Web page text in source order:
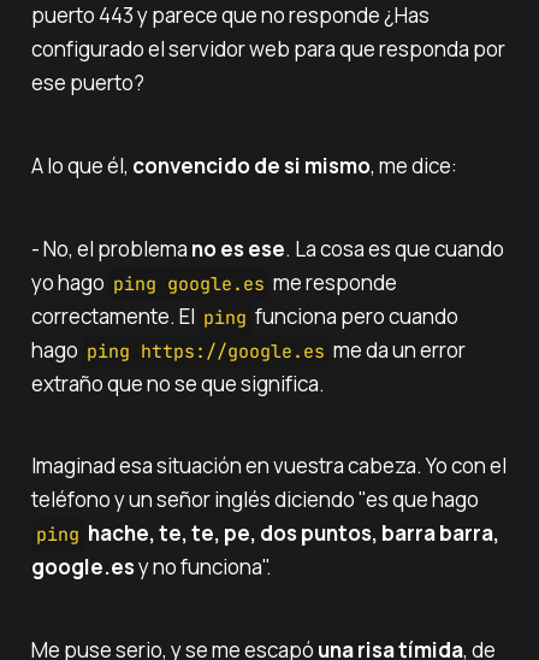
puerto 443 y parece que no responde ¿Has
configurado el servidor web para que responda por
ese puerto?
A lo que él, convencido de si mismo, me dice:
- No, el problema no es ese. La cosa es que cuando
yo hago ping google.es me responde
correctamente. El ping funciona pero cuando
hago ping https://google.es me da un error
extraño que no se que significa.
Imaginad esa situación en vuestra cabeza. Yo con el
teléfono y un señor inglés diciendo "es que hago
ping hache, te, te, pe, dos puntos, barra barra,
google.esy no funciona".
Me puse serio, y se me escapó una risa tímida, de